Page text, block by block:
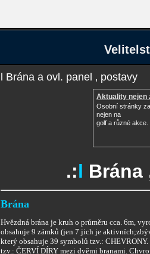
l Brána a ovl. panel ‚ postavy
Aktuality nejen
Osobní stránky
nejen na
golf a různé akce.
.:l
Brána
Hvězdná brána je kruh o průměru cca. 6m,
obsahuje 9 zámků (jen 7 jich je
který obsahuje 39 symbolů tzv.:
tzv.: ČERVÍ DÍRY mezi dvěmi branami.